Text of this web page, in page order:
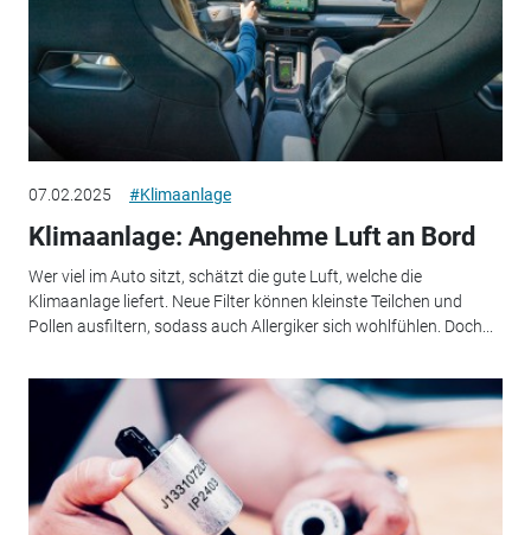
07.02.2025 #Klimaanlage
Klimaanlage: Angenehme Luft an Bord
Wer viel im Auto sitzt, schätzt die gute Luft, welche die
Klimaanlage liefert. Neue Filter können kleinste Teilchen und
Pollen ausfiltern, sodass auch Allergiker sich wohlfühlen. Doch...